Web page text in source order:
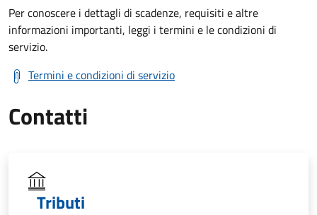
Per conoscere i dettagli di scadenze, requisiti e altre
informazioni importanti, leggi i termini e le condizioni di
servizio.
Termini e condizioni di servizio
Contatti
Tributi